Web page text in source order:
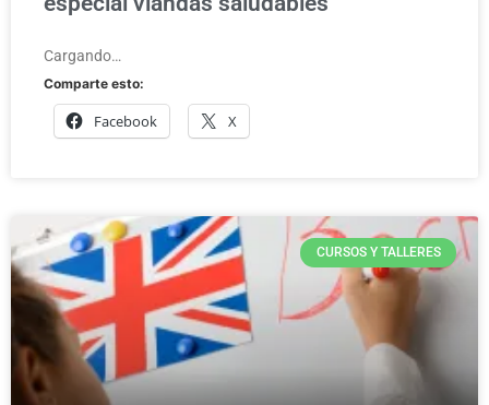
Cargando…
Comparte esto:
Facebook X
CURSOS Y TALLERES